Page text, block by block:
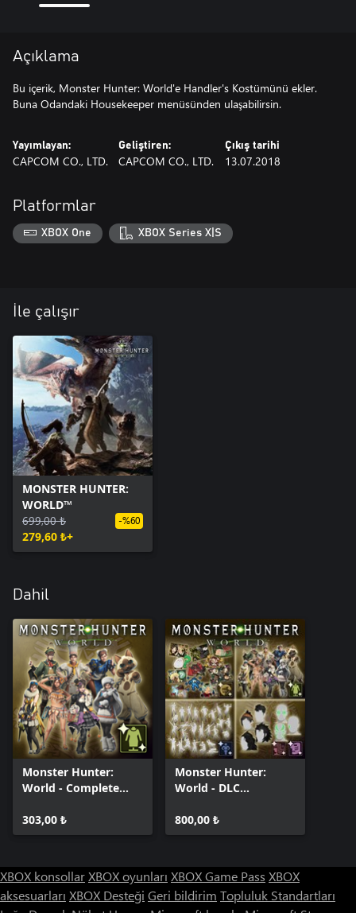
Açıklama
Bu içerik, Monster Hunter: World'e Handler's Kostümünü ekler.
Buna Odandaki Housekeeper menüsünden ulaşabilirsin.
Yayımlayan:
CAPCOM CO., LTD.
Geliştiren:
CAPCOM CO., LTD.
Çıkış tarihi
13.07.2018
Platformlar
XBOX One XBOX Series X|S
İle çalışır
MONSTER HUNTER:
WORLD™
699,00 ₺
279,60 ₺+
-%60
Dahil
Monster Hunter:
World - Complete
Pack
303,00 ₺
Monster Hunter:
World - DLC
800,00 ₺
XBOX konsollarXBOX oyunları XBOX Game Pass XBOX
aksesuarları XBOX Desteği Geri bildirim Topluluk Standartları